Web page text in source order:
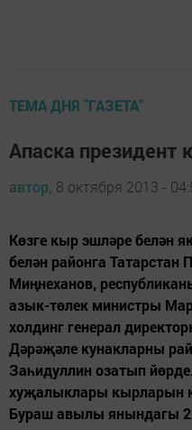
ТЕМА ДНЯ "ГАЗЕТА"
Апаска президент
автор, 8 октября 2013 -
Көзге кыр эшләре белән
белән районга Татарстан
Миңнеханов,
азык-төлек министры
холдинг генерал
Дәрәҗәле кунакларны
Заһидуллин озатып
хуҗалыклары кырларын
Бураш авылы янындагы